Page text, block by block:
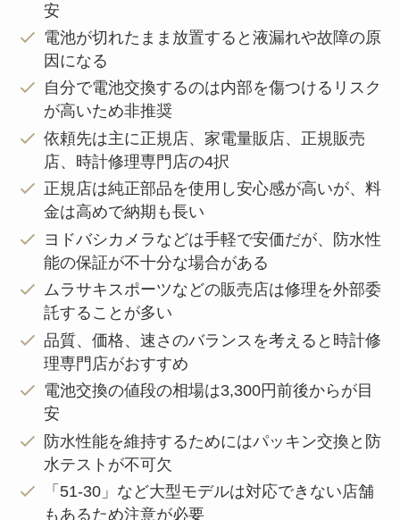
安
電池が切れたまま放置すると液漏れや故障の原
因になる
自分で電池交換するのは内部を傷つけるリスク
が高いため非推奨
依頼先は主に正規店、家電量販店、正規販売
店、時計修理専門店の4択
正規店は純正部品を使用し安心感が高いが、料
金は高めで納期も長い
ヨドバシカメラなどは手軽で安価だが、防水性
能の保証が不十分な場合がある
ムラサキスポーツなどの販売店は修理を外部委
託することが多い
品質、価格、速さのバランスを考えると時計修
理専門店がおすすめ
電池交換の値段の相場は3,300円前後からが目
安
防水性能を維持するためにはパッキン交換と防
水テストが不可欠
「51-30」など大型モデルは対応できない店舗
もあるため注意が必要